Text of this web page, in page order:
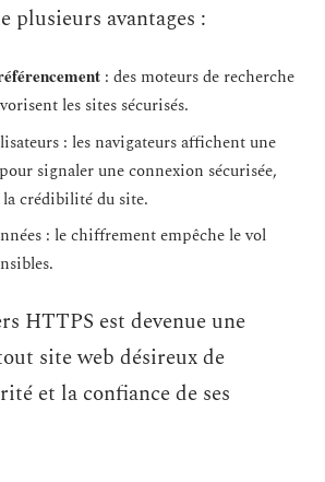
plusieurs avantages :
: des moteurs de recherche
les sites sécurisés.
: les navigateurs affichent une
signaler une connexion sécurisée,
crédibilité du site.
: le chiffrement empêche le vol
HTTPS est devenue une
site web désireux de
et la confiance de ses